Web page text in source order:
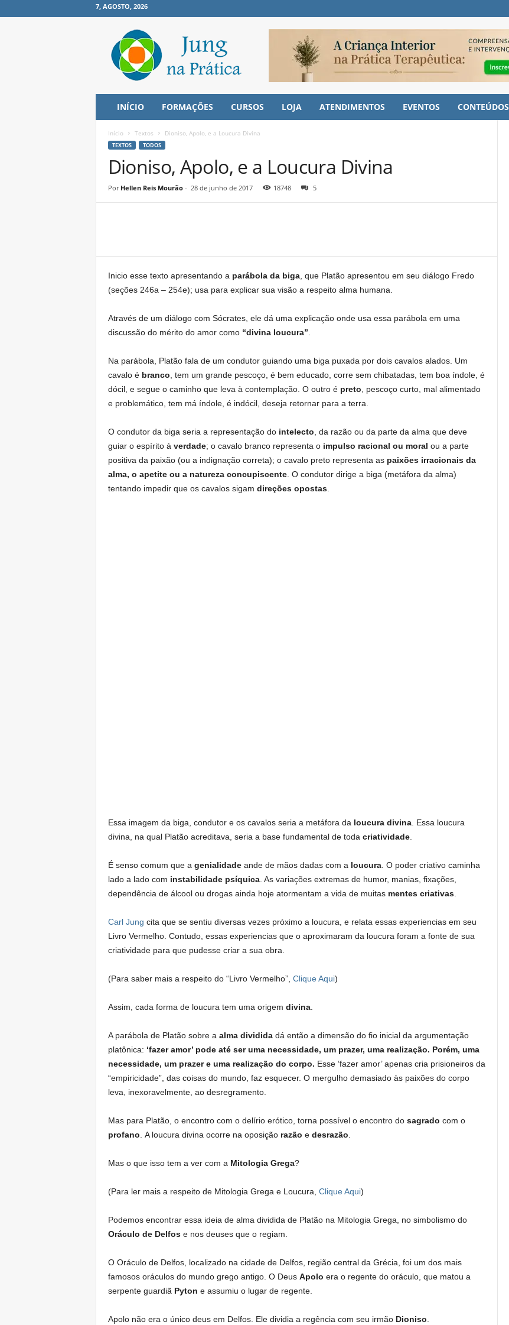
7, AGOSTO, 2026
INÍCIO FORMAÇÕES CURSOS LOJA ATENDIMENTOS EVENTOS CONTEÚDOS
Início Textos Dioniso, Apolo, e a Loucura Divina
TEXTOS TODOS
Dioniso, Apolo, e a Loucura Divina
Por Hellen Reis Mourão- 28 de junho de 2017 18748 5
Inicio esse texto apresentando a parábola da biga, que Platão apresentou em seu diálogo Fredo
(seções 246a – 254e); usa para explicar sua visão a respeito alma humana.
Através de um diálogo com Sócrates, ele dá uma explicação onde usa essa parábola em uma
discussão do mérito do amor como “divina loucura”
Na parábola, Platão fala de um condutor guiando uma biga puxada por dois cavalos alados. Um
cavalo é branco , tem um grande pescoço, é bem educado, corre sem chibatadas, tem boa índole, é
dócil, e segue o caminho que leva à contemplação. O outro é preto , pescoço curto, mal alimentado
e problemático, tem má índole, é indócil, deseja retornar para a terra.
O condutor da biga seria a representação do intelecto , da razão ou da parte da alma que deve
guiar o espírito à verdade; o cavalo branco representa o impulso racional ou moral ou a parte
positiva da paixão (ou a indignação correta); o cavalo preto representa as paixões irracionais da
alma, o apetite ou a natureza concupiscente. O condutor dirige a biga (metáfora da alma)
tentando impedir que os cavalos sigam direções opostas.
Essa imagem da biga, condutor e os cavalos seria a metáfora da loucura divina. Essa loucura
divina, na qual Platão acreditava, seria a base fundamental de toda criatividade.
É senso comum que a genialidadeande de mãos dadas com a loucura. O poder criativo caminha
lado a lado com instabilidade psíquica. As variações extremas de humor, manias, fixações,
dependência de álcool ou drogas ainda hoje atormentam a vida de muitas mentes criativas.
Carl Jung cita que se sentiu diversas vezes próximo a loucura, e relata essas experiencias em seu
Livro Vermelho. Contudo, essas experiencias que o aproximaram da loucura foram a fonte de sua
criatividade para que pudesse criar a sua obra.
(Para saber mais a respeito do “Livro Vermelho”, Clique Aqui)
Assim, cada forma de loucura tem uma origem divina.
A parábola de Platão sobre a alma divididadá então a dimensão do fio inicial da argumentação
platônica: ‘fazer amor’ pode até ser uma necessidade, um prazer, uma realização. Porém, uma
necessidade, um prazer e uma realização do corpo. Esse ‘fazer amor’ apenas cria prisioneiros da
“empiricidade”, das coisas do mundo, faz esquecer. O mergulho demasiado às paixões do corpo
leva, inexoravelmente, ao desregramento.
Mas para Platão, o encontro com o delírio erótico, torna possível o encontro do sagrado com o
profano A loucura divina ocorre na oposição razão e desrazão
Mas o que isso tem a ver com a Mitologia Grega?
(Para ler mais a respeito de Mitologia Grega e Loucura, Clique Aqui)
Podemos encontrar essa ideia de alma dividida de Platão na Mitologia Grega, no simbolismo do
Oráculo de Delfose nos deuses que o regiam.
O Oráculo de Delfos, localizado na cidade de Delfos, região central da Grécia, foi um dos mais
famosos oráculos do mundo grego antigo. O Deus Apolo era o regente do oráculo, que matou a
serpente guardiã Pyton e assumiu o lugar de regente.
Apolo não era o único deus em Delfos. Ele dividia a regência com seu irmão Dioniso